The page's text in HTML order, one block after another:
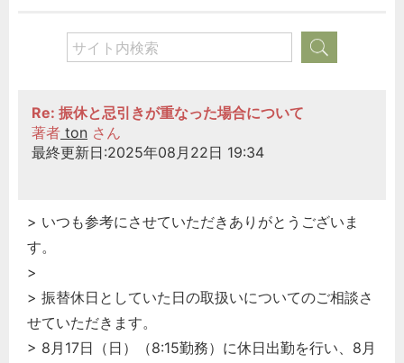
Re: 振休と忌引きが重なった場合について
著者 ton さん
最終更新日:2025年08月22日 19:34
> いつも参考にさせていただきありがとうございま
す。
>
> 振替休日としていた日の取扱いについてのご相談さ
せていただきます。
> 8月17日（日）（8:15勤務）に休日出勤を行い、8月